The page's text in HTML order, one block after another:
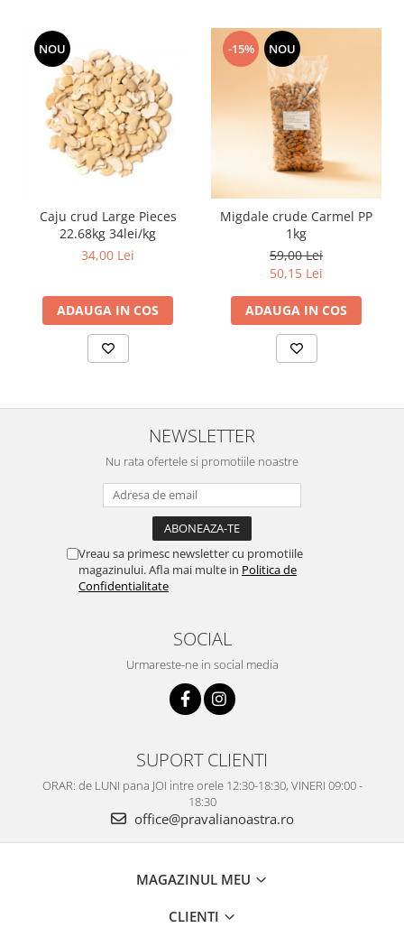
NOU
Caju crud Large Pieces
22.68kg 34lei/kg
34,00 Lei
ADAUGA IN COS
-15% NOU
Migdale crude Carmel PP
1kg
59,00 Lei
50,15 Lei
ADAUGA IN COS
NEWSLETTER
Nu rata ofertele si promotiile noastre
Vreau sa primesc newsletter cu promotiile
magazinului. Afla mai multe in Politica de
Confidentialitate
SOCIAL
Urmareste-ne in social media
SUPORT CLIENTI
ORAR: de LUNI pana JOI intre orele 12:30-18:30, VINERI 09:00 -
18:30
office@pravalianoastra.ro
MAGAZINUL MEU
CLIENTI